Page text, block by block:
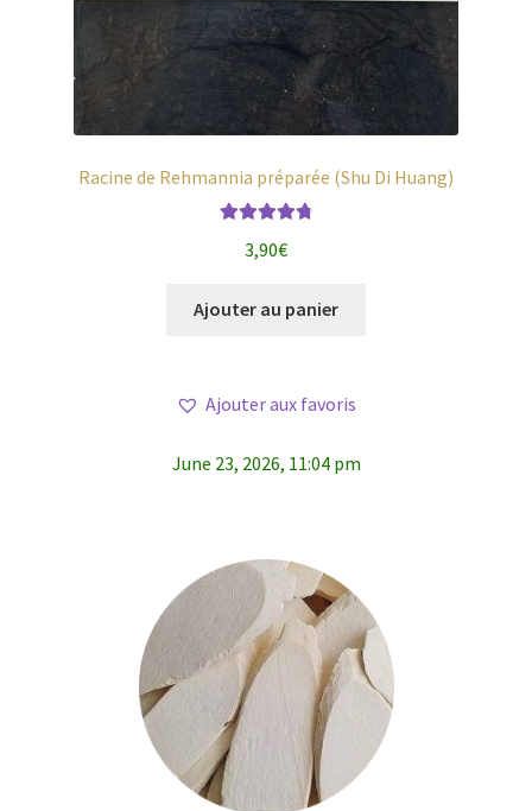
Racine de Rehmannia préparée (Shu Di Huang)
sur 5
3,90€
Ajouter au panier
Ajouter aux favoris
June 23, 2026, 11:04 pm